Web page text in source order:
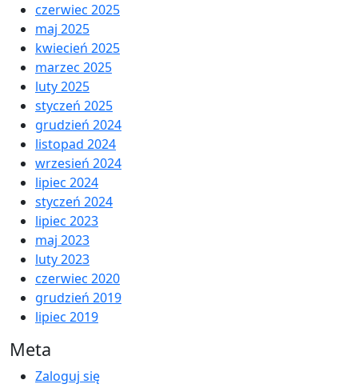
czerwiec 2025
maj 2025
kwiecień 2025
marzec 2025
luty 2025
styczeń 2025
grudzień 2024
listopad 2024
wrzesień 2024
lipiec 2024
styczeń 2024
lipiec 2023
maj 2023
luty 2023
czerwiec 2020
grudzień 2019
lipiec 2019
Meta
Zaloguj się